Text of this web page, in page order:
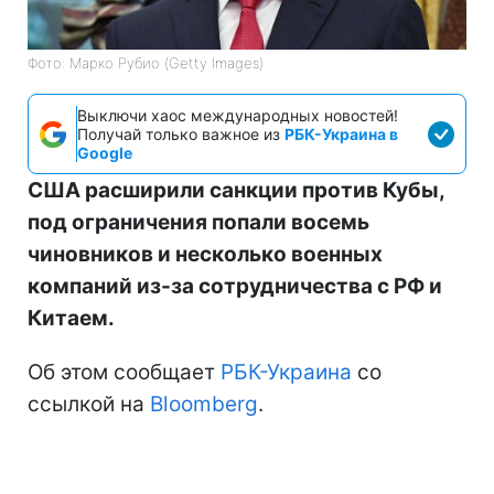
Фото: Марко Рубио (Getty Images)
Выключи хаос международных новостей!
Получай только важное из РБК-Украина в
Google
США расширили санкции против Кубы,
под ограничения попали восемь
чиновников и несколько военных
компаний из-за сотрудничества с РФ и
Китаем.
Об этом сообщает РБК-Украина со
ссылкой на Bloomberg.